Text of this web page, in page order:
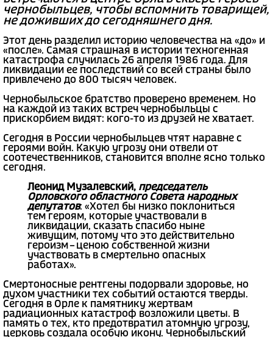
чернобыльцев, чтобы вспомнить товарищей,
не доживших до сегодняшнего дня.
Этот день разделил историю человечества на «до» и
«после». Самая страшная в истории техногенная
катастрофа случилась 26 апреля 1986 года. Для
ликвидации ее последствий со всей страны было
привлечено до 800 тысяч человек.
Чернобыльское братство проверено временем. Но
на каждой из таких встреч чернобыльцы с
прискорбием видят: кого-то из друзей не хватает.
Сегодня в России чернобыльцев чтят наравне с
героями войн. Какую угрозу они отвели от
соотечественников, становится вполне ясно только
сегодня.
Леонид Музалевский, председатель
Орловского областного Совета народных
депутатов: «Хотел бы низко поклониться
тем героям, которые участвовали в
ликвидации, сказать спасибо ныне
живущим, потому что это действительно
героизм – ценою собственной жизни
участвовать в смертельно опасных
работах».
Смертоносные рентгены подорвали здоровье, но
духом участники тех событий остаются тверды.
Сегодня в Орле к памятнику жертвам
радиационных катастроф возложили цветы. В
память о тех, кто предотвратил атомную угрозу,
церковь создала особую икону. Чернобыльский